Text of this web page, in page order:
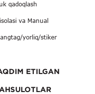
qadoqlash
va Manual
yorliq/stiker
ETILGAN